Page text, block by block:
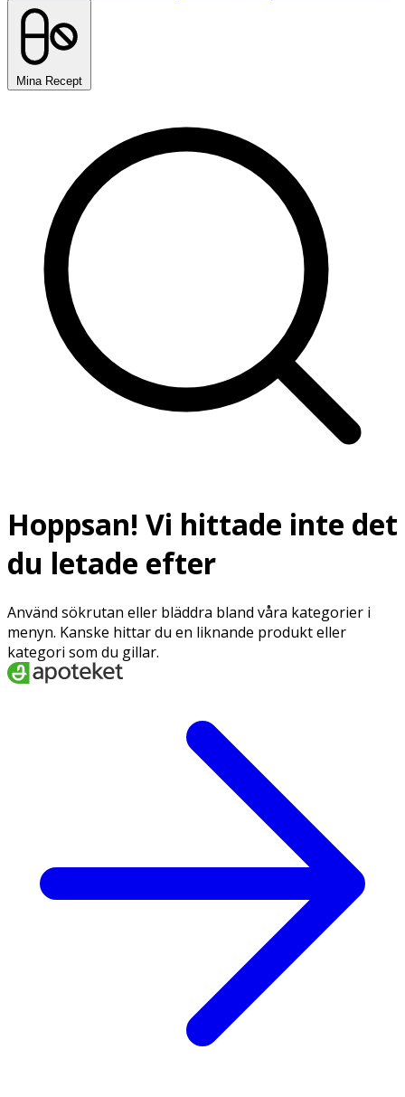
Mina Recept
Hoppsan! Vi hittade inte det
du letade efter
Använd sökrutan eller bläddra bland våra kategorier i
menyn. Kanske hittar du en liknande produkt eller
kategori som du gillar.